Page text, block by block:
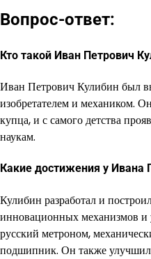
Вопрос-ответ:
Кто такой Иван Петрович
Иван Петрович Кулибин был
изобретателем и механиком.
купца, и с самого детства
наукам.
Какие достижения у Ивана
Кулибин разработал и
инновационных механизмов и
русский метроном,
подшипник. Он также улучшил